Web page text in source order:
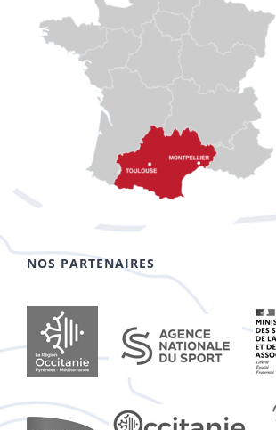
NOS PARTENAIRES